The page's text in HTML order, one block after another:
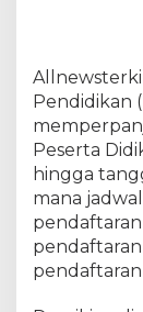
Pendidikan
Peserta
hingga
mana
pendaftaran
pendaftaran